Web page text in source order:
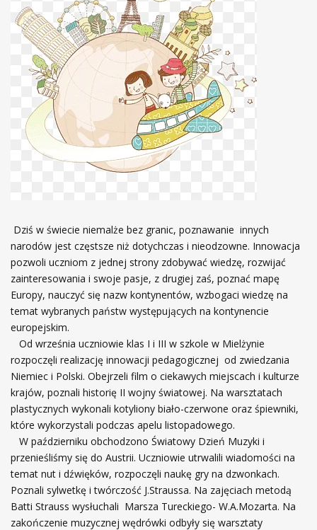
Dziś w świecie niemalże bez granic, poznawanie innych
narodów jest częstsze niż dotychczas i nieodzowne. Innowacja
pozwoli uczniom z jednej strony zdobywać wiedzę, rozwijać
zainteresowania i swoje pasje, z drugiej zaś, poznać mapę
Europy, nauczyć się nazw kontynentów, wzbogaci wiedzę na
temat wybranych państw występujących na kontynencie
europejskim.
Od września uczniowie klas I i III w szkole w Mielżynie
rozpoczęli realizację innowacji pedagogicznej od zwiedzania
Niemiec i Polski. Obejrzeli film o ciekawych miejscach i kulturze
krajów, poznali historię II wojny światowej. Na warsztatach
plastycznych wykonali kotyliony biało-czerwone oraz śpiewniki,
które wykorzystali podczas apelu listopadowego.
W październiku obchodzono Światowy Dzień Muzyki i
przenieśliśmy się do Austrii. Uczniowie utrwalili wiadomości na
temat nut i dźwięków, rozpoczęli naukę gry na dzwonkach.
Poznali sylwetkę i twórczość J.Straussa. Na zajęciach metodą
Batti Strauss wysłuchali Marsza Tureckiego- W.A.Mozarta. Na
zakończenie muzycznej wędrówki odbyły się warsztaty